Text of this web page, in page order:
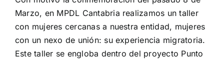
Marzo, en MPDL Cantabria realizamos un taller
con mujeres cercanas a nuestra entidad, mujeres
con un nexo de unión: su experiencia migratoria.
Este taller se engloba dentro del proyecto Punto